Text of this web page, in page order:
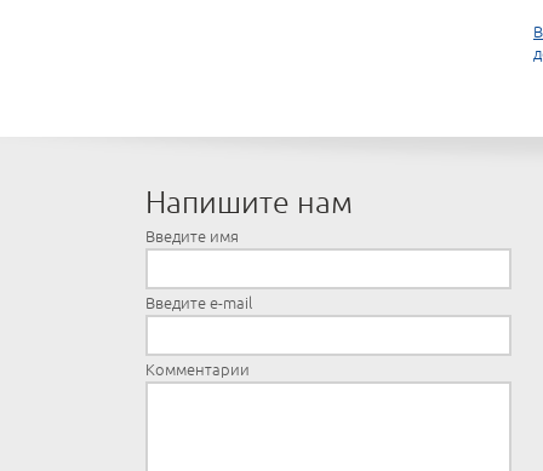
Напишите нам
Введите имя
Введите e-mail
Комментарии